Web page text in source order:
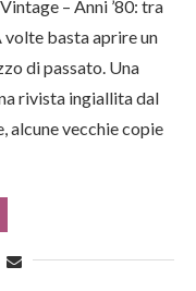
– Anni ’80: tra
basta aprire un
di passato. Una
rivista ingiallita dal
alcune vecchie copie